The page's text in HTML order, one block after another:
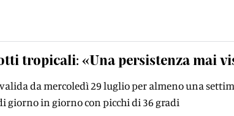
tropicali: «Una persistenza mai
da mercoledì 29 luglio per almeno una
giorno in giorno con picchi di 36 gradi